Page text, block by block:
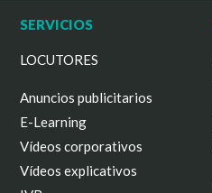
SERVICIOS
LOCUTORES
Anuncios publicitarios
E-Learning
Vídeos corporativos
Vídeos explicativos